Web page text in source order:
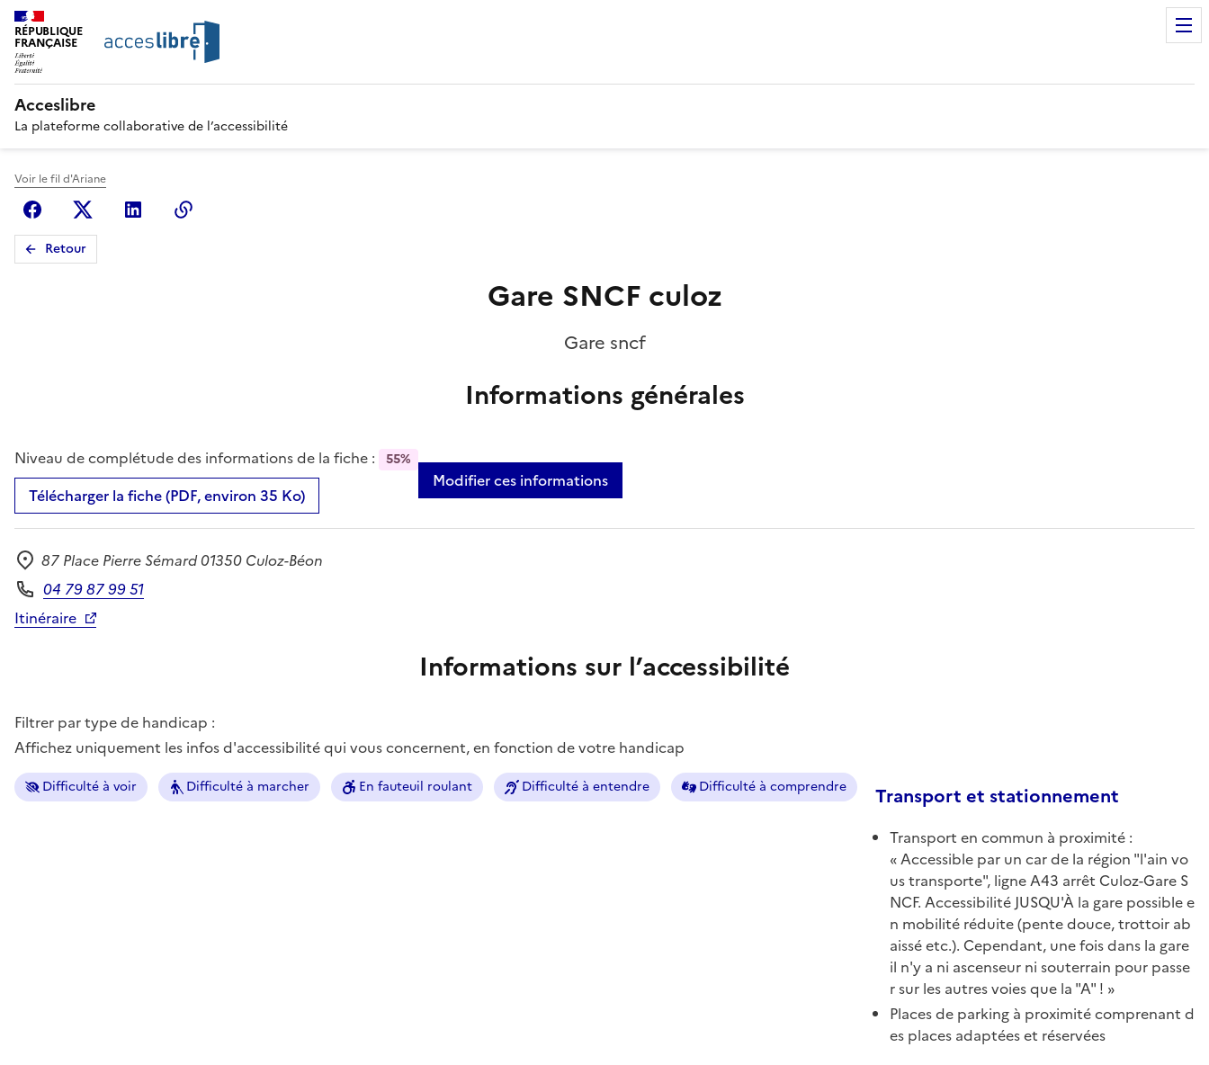
RÉPUBLIQUE
FRANÇAISE
Acceslibre
La plateforme collaborative de l’accessibilité
Voir le fil d'Ariane
FacebookX (anciennement Twitter)
Linkedin
Retour
Gare SNCF culoz
Gare sncf
Informations générales
Niveau de complétude des informations de la fiche : 55%
Télécharger la fiche (PDF, environ 35 Ko)
Modifier ces informations
Adresse
87 Place Pierre Sémard 01350 Culoz-Béon
Téléphone
04 79 87 99 51
Itinéraire
Informations sur l’accessibilité
Filtrer par type de handicap :
Affichez uniquement les infos d'accessibilité qui vous concernent, en fonction de votre handicap
Difficulté à voir Difficulté à marcher En fauteuil roulant Difficulté à entendre Difficulté à comprendre Transport et stationnement
Transport en commun à proximité :
Accessible par un car de la région "l'ain vo
us transporte", ligne A43 arrêt Culoz-Gare S
NCF. Accessibilité JUSQU'À la gare possible e
n mobilité réduite (pente douce, trottoir ab
aissé etc.). Cependant, une fois dans la gare
il n'y a ni ascenseur ni souterrain pour passe
r sur les autres voies que la "A" !
Places de parking à proximité comprenant d
es places adaptées et réservées